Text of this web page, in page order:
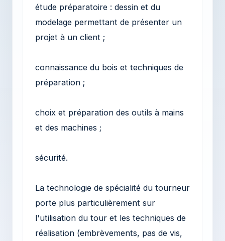
étude préparatoire : dessin et du
modelage permettant de présenter un
projet à un client ;
connaissance du bois et techniques de
préparation ;
choix et préparation des outils à mains
et des machines ;
sécurité.
La technologie de spécialité du tourneur
porte plus particulièrement sur
l'utilisation du tour et les techniques de
réalisation (embrèvements, pas de vis,